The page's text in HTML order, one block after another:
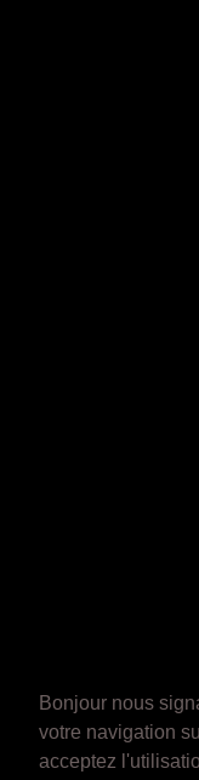
Bonjour nous
votre navigation
acceptez